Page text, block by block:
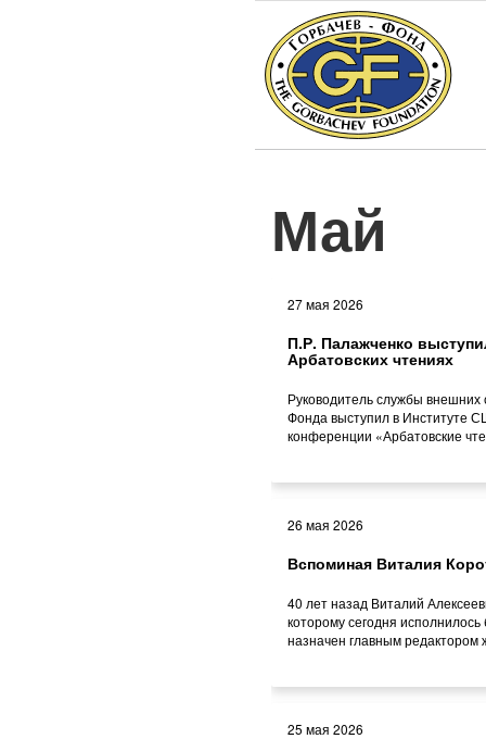
Май
27 мая 2026
П.Р. Палажченко
Арбатовских чтениях
Руководитель службы внешних
Фонда выступил в Институте
конференции «Арбатовские
26 мая 2026
Вспоминая Виталия
40 лет назад Виталий
которому сегодня
назначен главным редактором
25 мая 2026